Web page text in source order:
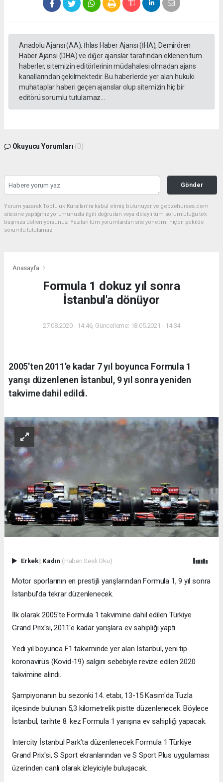
Anadolu Ajansı (AA), İhlas Haber Ajansı (İHA), Demirören
Haber Ajansı (DHA) ve diğer ajanslar tarafından eklenen tüm
haberler, sitemizin editörlerinin müdahalesi olmadan ajans
kanallarından çekilmektedir. Bu haberlerde yer alan hukuki
muhataplar haberi geçen ajanslar olup sitemizin hiç bir
editörü sorumlu tutulamaz...
Okuyucu Yorumları (0)
Gönder
Yorum yazarak Topluluk Kuralları’nı kabul etmiş bulunuyor ve gebzehurses.com
sitesine yaptığınız yorumunuzla ilgili doğrudan veya dolaylı tüm sorumluluğu tek
başınıza üstleniyorsunuz. Yazılan tüm yorumlardan site yönetimi hiçbir şekilde
sorumlu tutulamaz.
Anasayfa
Formula 1 dokuz yıl sonra
İstanbul'a dönüyor
27.08.2020 - 14:46, Güncelleme: 18.05.2021 - 14:34
2005'ten 2011'e kadar 7 yıl boyunca Formula 1
yarışı düzenlenen İstanbul, 9 yıl sonra yeniden
takvime dahil edildi.
Erkek| Kadın (Haberi Sesli Oku)
Motor sporlarının en prestijli yarışlarından Formula 1, 9 yıl sonra
İstanbul'da tekrar düzenlenecek.
İlk olarak 2005'te Formula 1 takvimine dahil edilen Türkiye
Grand Prix'si, 2011'e kadar yarışlara ev sahipliği yaptı.
Yedi yıl boyunca F1 takviminde yer alan İstanbul, yeni tip
koronavirüs (Kovid-19) salgını sebebiyle revize edilen 2020
takvimine alındı.
Şampiyonanın bu sezonki 14. etabı, 13-15 Kasım'da Tuzla
ilçesinde bulunan 5,3 kilometrelik pistte düzenlenecek. Böylece
İstanbul, tarihte 8. kez Formula 1 yarışına ev sahipliği yapacak.
Intercity İstanbul Park’ta düzenlenecek Formula 1 Türkiye
Grand Prix'si, S Sport ekranlarından ve S Sport Plus uygulaması
üzerinden canlı olarak izleyiciyle buluşacak.